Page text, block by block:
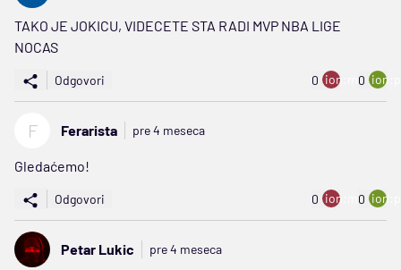
TAKO JE JOKICU, VIDECETE STA RADI MVP NBA LIGE
NOCAS
Odgovori 0 ion:minus
0
F Ferarista pre 4 meseca
Gledaćemo!
Odgovori 0 ion:minus
0
Petar Lukic pre 4 meseca